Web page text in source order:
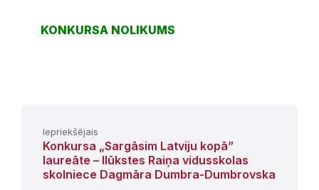
KONKURSA NOLIKUMS
Iepriekšējais
Konkursa „Sargāsim Latviju kopā”
laureāte – Ilūkstes Raiņa vidusskolas
skolniece Dagmāra Dumbra-Dumbrovska